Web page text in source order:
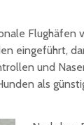
Flughäfen
eingeführt,
und
als